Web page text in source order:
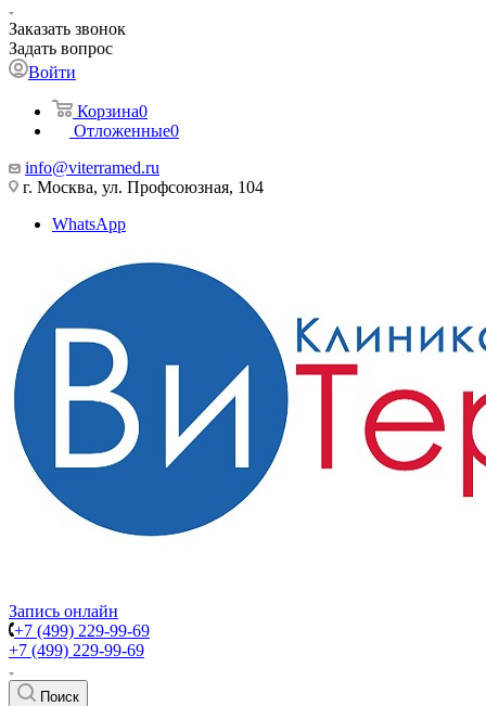
Заказать звонок
Задать вопрос
Войти
Корзина0
Отложенные0
info@viterramed.ru
г. Москва, ул. Профсоюзная, 104
WhatsApp
Запись онлайн
+7 (499) 229-99-69
+7 (499) 229-99-69
Поиск